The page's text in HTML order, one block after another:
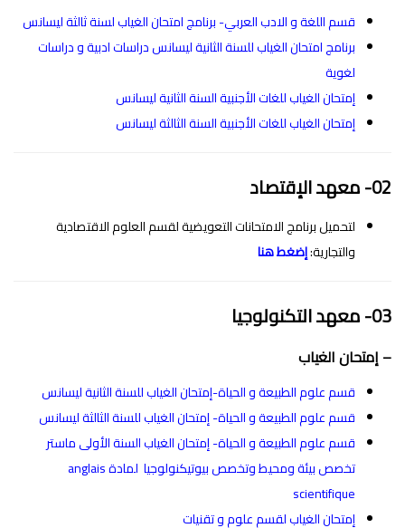
قسم اللغة و الادب العربي- برنامج امتحان الغياب لسنة ثالثة ليسانس
برنامج امتحان الغياب للسنة الثانية ليسانس دراسات ادبية و دراسات
لغوية
إمتحان الغياب للغات الأجنبية السنة الثانية ليسانس
إمتحان الغياب للغات الأجنبية السنة الثالثة ليسانس
02- معهد الإقتصاد
لتحميل برنامج الامتحانات التعويضية لقسم العلوم الاقتصادية
والتجارية:إضغط هنا‎
03- معهد التكنولوجيا
– إمتحان الغياب
قسم علوم الطبيعة و الحياة-إمتحان الغياب للسنة الثانية ليسانس
قسم علوم الطبيعة و الحياة- إمتحان الغياب للسنة الثالثة ليسانس
قسم علوم الطبيعة و الحياة- إمتحان الغياب السنة الأولى ماستر
تخصص بيئة ومحيط وتخصص بيوتيكنولوجيا لمادة anglais
scientifique
إمتحان الغياب لقسم علوم و تقنيات